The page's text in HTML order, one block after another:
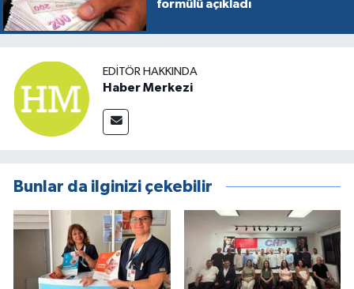
formülü açıkladı
EDITÖR HAKKINDA
Haber Merkezi
Bunlar da ilginizi çekebilir